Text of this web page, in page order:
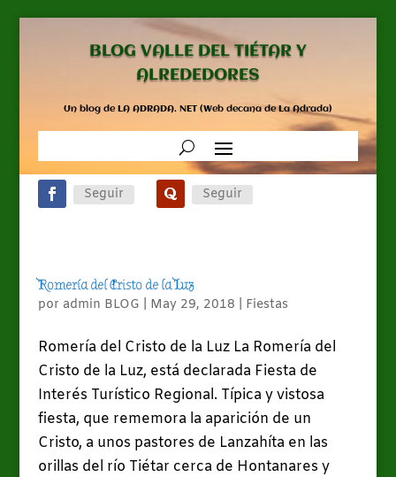
BLOG VALLE DEL TIÉTAR Y
ALREDEDORES
Un blog de LA ADRADA. NET (Web decana de La Adrada)
Seguir Seguir
Romería del Cristo de la Luz
por admin BLOG May 29, 2018 Fiestas
Romería del Cristo de la Luz La Romería del
Cristo de la Luz, está declarada Fiesta de
Interés Turístico Regional. Típica y vistosa
fiesta, que rememora la aparición de un
Cristo, a unos pastores de Lanzahíta en las
orillas del río Tiétar cerca de Hontanares y